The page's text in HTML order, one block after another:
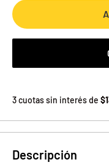
3 cuotas sin interés de
Descripción